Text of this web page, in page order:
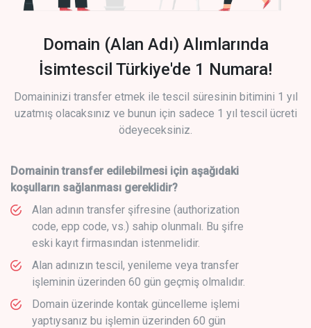
Domain (Alan Adı) Alımlarında
İsimtescil Türkiye'de 1 Numara!
Domaininizi transfer etmek ile tescil süresinin bitimini 1 yıl
uzatmış olacaksınız ve bunun için sadece 1 yıl tescil ücreti
ödeyeceksiniz.
Domainin transfer edilebilmesi için aşağıdaki
koşulların sağlanması gereklidir?
Alan adının transfer şifresine (authorization
code, epp code, vs.) sahip olunmalı. Bu şifre
eski kayıt firmasından istenmelidir.
Alan adınızın tescil, yenileme veya transfer
işleminin üzerinden 60 gün geçmiş olmalıdır.
Domain üzerinde kontak güncelleme işlemi
yaptıysanız bu işlemin üzerinden 60 gün